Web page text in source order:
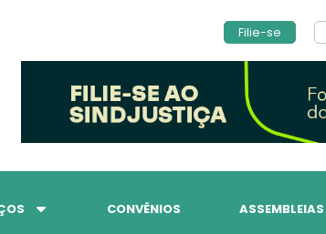
Filie-se
CONVÊNIOS ASSEMBLEIAS